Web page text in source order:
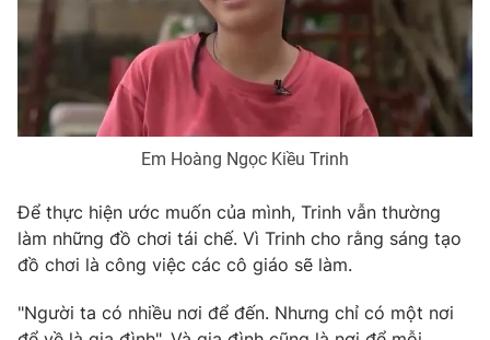
Theo dõi báo trên
Cơ quan chủ quản:
Đài Truyền hình Việt Nam
Cơ quan báo chí:Thời báo VTV
cấp ngày 29/12/2023
Tổng Biên tập:Vũ Thanh Thủy
Phó Tổng Biên tập:Nguyễn Thị Mỹ Hạnh, Phạm Quốc Thắng,
Tổng đài VTV: 024.38 355 931 - 024.38 355 932
Em Hoàng Ngọc Kiều Trinh
Để thực hiện ước muốn của mình, Trinh vẫn thường
làm những đồ chơi tái chế. Vì Trinh cho rằng sáng tạo
đồ chơi là công việc các cô giáo sẽ làm.
"Người ta có nhiều nơi để đến. Nhưng chỉ có một nơi